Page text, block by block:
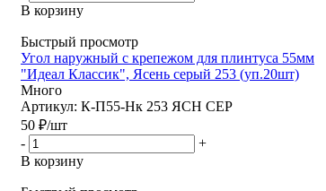
В корзину
Быстрый просмотр
Угол наружный с крепежом для плинтуса 55мм
"Идеал Классик", Ясень серый 253 (уп.20шт)
Много
Артикул: К-П55-Нк 253 ЯСН СЕР
50 ₽/шт
-
+
В корзину